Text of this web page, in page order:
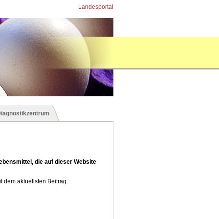
Landesportal
die auf dieser Website
dem aktuellsten Beitrag.